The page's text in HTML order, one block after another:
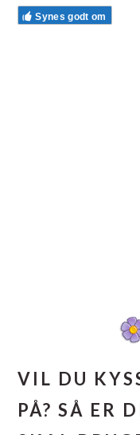
Synes godt om
VIL DU
PÅ? SÅ ER